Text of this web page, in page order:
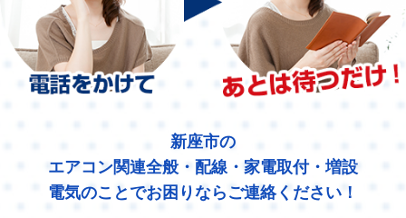
新座市の
エアコン関連全般・配線・家電取付・増設
電気のことでお困りならご連絡ください！